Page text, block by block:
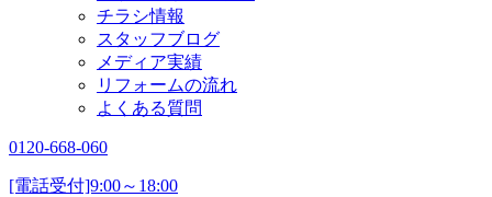
チラシ情報
スタッフブログ
メディア実績
リフォームの流れ
よくある質問
0120-668-060
[電話受付]9:00～18:00